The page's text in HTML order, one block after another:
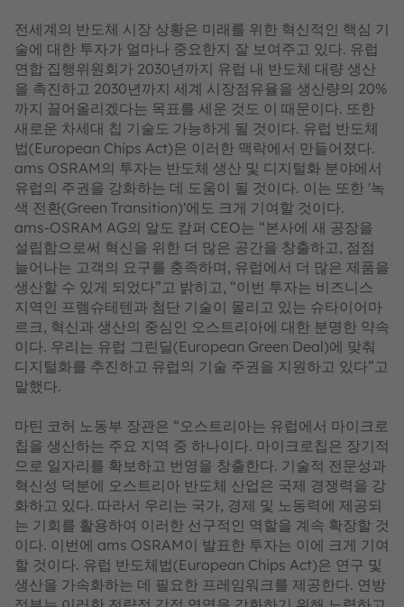
전세계의 반도체 시장 상황은 미래를 위한 혁신적인 핵심 기
술에 대한 투자가 얼마나 중요한지 잘 보여주고 있다. 유럽
연합 집행위원회가 2030년까지 유럽 내 반도체 대량 생산
을 촉진하고 2030년까지 세계 시장점유율을 생산량의 20%
까지 끌어올리겠다는 목표를 세운 것도 이 때문이다. 또한
새로운 차세대 칩 기술도 가능하게 될 것이다. 유럽 반도체
법(European Chips Act)은 이러한 맥락에서 만들어졌다.
ams OSRAM의 투자는 반도체 생산 및 디지털화 분야에서
유럽의 주권을 강화하는 데 도움이 될 것이다. 이는 또한 '녹
색 전환(Green Transition)'에도 크게 기여할 것이다.
ams-OSRAM AG의 알도 캄퍼 CEO는 “본사에 새 공장을
설립함으로써 혁신을 위한 더 많은 공간을 창출하고, 점점
늘어나는 고객의 요구를 충족하며, 유럽에서 더 많은 제품을
생산할 수 있게 되었다”고 밝히고, “이번 투자는 비즈니스
지역인 프렘슈테텐과 첨단 기술이 몰리고 있는 슈타이어마
르크, 혁신과 생산의 중심인 오스트리아에 대한 분명한 약속
이다. 우리는 유럽 그린딜(European Green Deal)에 맞춰
디지털화를 추진하고 유럽의 기술 주권을 지원하고 있다”고
말했다.
마틴 코허 노동부 장관은 “오스트리아는 유럽에서 마이크로
칩을 생산하는 주요 지역 중 하나이다. 마이크로칩은 장기적
으로 일자리를 확보하고 번영을 창출한다. 기술적 전문성과
혁신성 덕분에 오스트리아 반도체 산업은 국제 경쟁력을 강
화하고 있다. 따라서 우리는 국가, 경제 및 노동력에 제공되
는 기회를 활용하여 이러한 선구적인 역할을 계속 확장할 것
이다. 이번에 ams OSRAM이 발표한 투자는 이에 크게 기여
할 것이다. 유럽 반도체법(European Chips Act)은 연구 및
생산을 가속화하는 데 필요한 프레임워크를 제공한다. 연방